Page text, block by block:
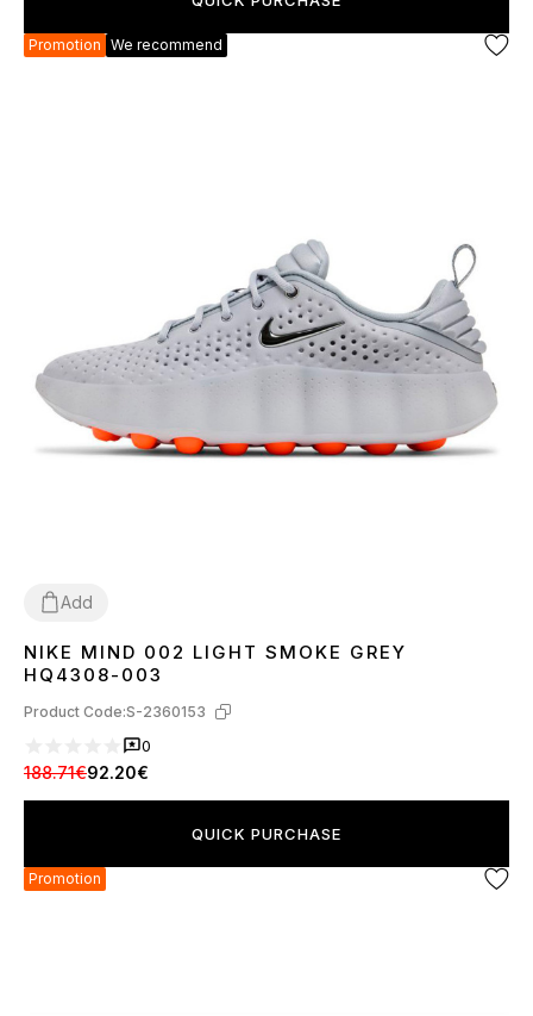
Promotion We recommend
Add
3637 38 39 40 41 42434445
NIKE MIND 002 LIGHT SMOKE GREY
HQ4308-003
Product Code:S-2360153
0
188.71€92.20€
QUICK PURCHASE
Promotion